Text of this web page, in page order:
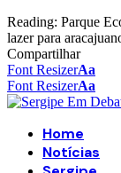
Reading: Parque
lazer para
Compartilhar
Font ResizerAa
Font ResizerAa
Home
Notícias